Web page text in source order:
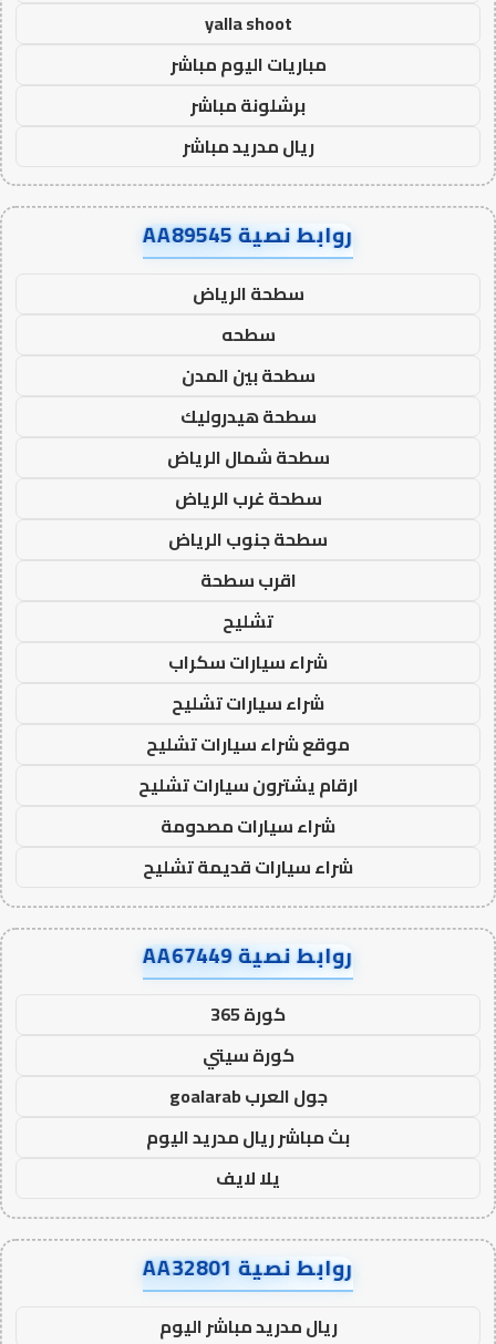
yalla shoot
مباريات اليوم مباشر
برشلونة مباشر
ريال مدريد مباشر
روابط نصية AA89545
سطحة الرياض
سطحه
سطحة بين المدن
سطحة هيدروليك
سطحة شمال الرياض
سطحة غرب الرياض
سطحة جنوب الرياض
اقرب سطحة
تشليح
شراء سيارات سكراب
شراء سيارات تشليح
موقع شراء سيارات تشليح
ارقام يشترون سيارات تشليح
شراء سيارات مصدومة
شراء سيارات قديمة تشليح
روابط نصية AA67449
كورة 365
كورة سيتي
جول العرب goalarab
بث مباشر ريال مدريد اليوم
يلا لايف
روابط نصية AA32801
ريال مدريد مباشر اليوم